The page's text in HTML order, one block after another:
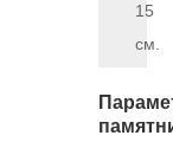
15
см.